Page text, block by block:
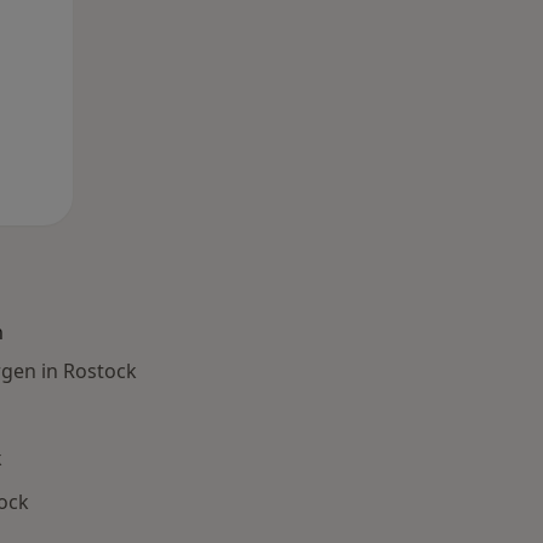
in Rostock